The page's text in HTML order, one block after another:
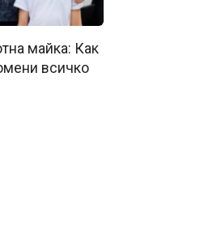
майка: Как
всичко